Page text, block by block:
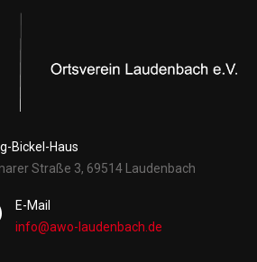
Bickel-Haus
Straße 3, 69514 Laudenbach
E-Mail
info@awo-laudenbach.de